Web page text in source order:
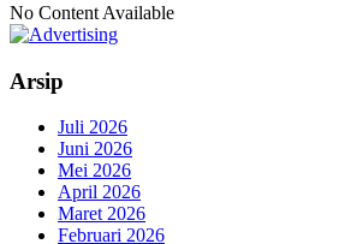
No Content Available
Arsip
Juli 2026
Juni 2026
Mei 2026
April 2026
Maret 2026
Februari 2026